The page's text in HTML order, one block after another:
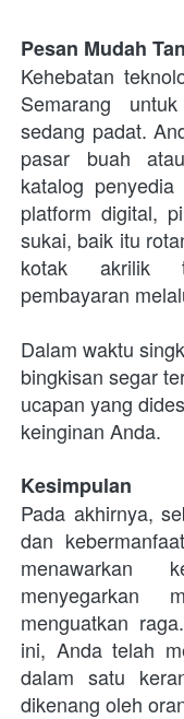
Pesan Mudah
Kehebatan
Semarang
sedang padat.
pasar buah
katalog
platform digital,
sukai, baik itu
kotak akrilik
pembayaran
Dalam waktu
bingkisan segar
ucapan yang
keinginan Anda.
Kesimpulan
Pada akhirnya,
dan
menawarkan
menyegarkan
menguatkan
ini, Anda telah
dalam satu
dikenang oleh